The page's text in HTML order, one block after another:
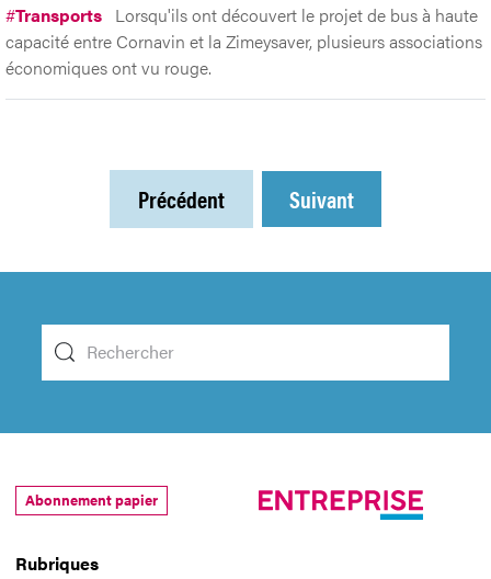
#Transports Lorsqu'ils ont découvert le projet de bus à haute
capacité entre Cornavin et la Zimeysaver, plusieurs associations
économiques ont vu rouge.
Précédent Suivant
Rubriques
Abonnement papier